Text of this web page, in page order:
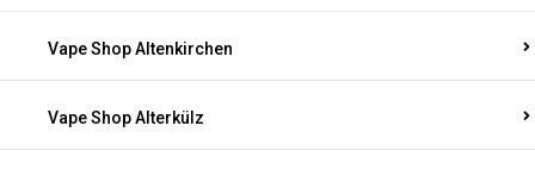
Vape Shop Altenkirchen
Vape Shop Alterkülz